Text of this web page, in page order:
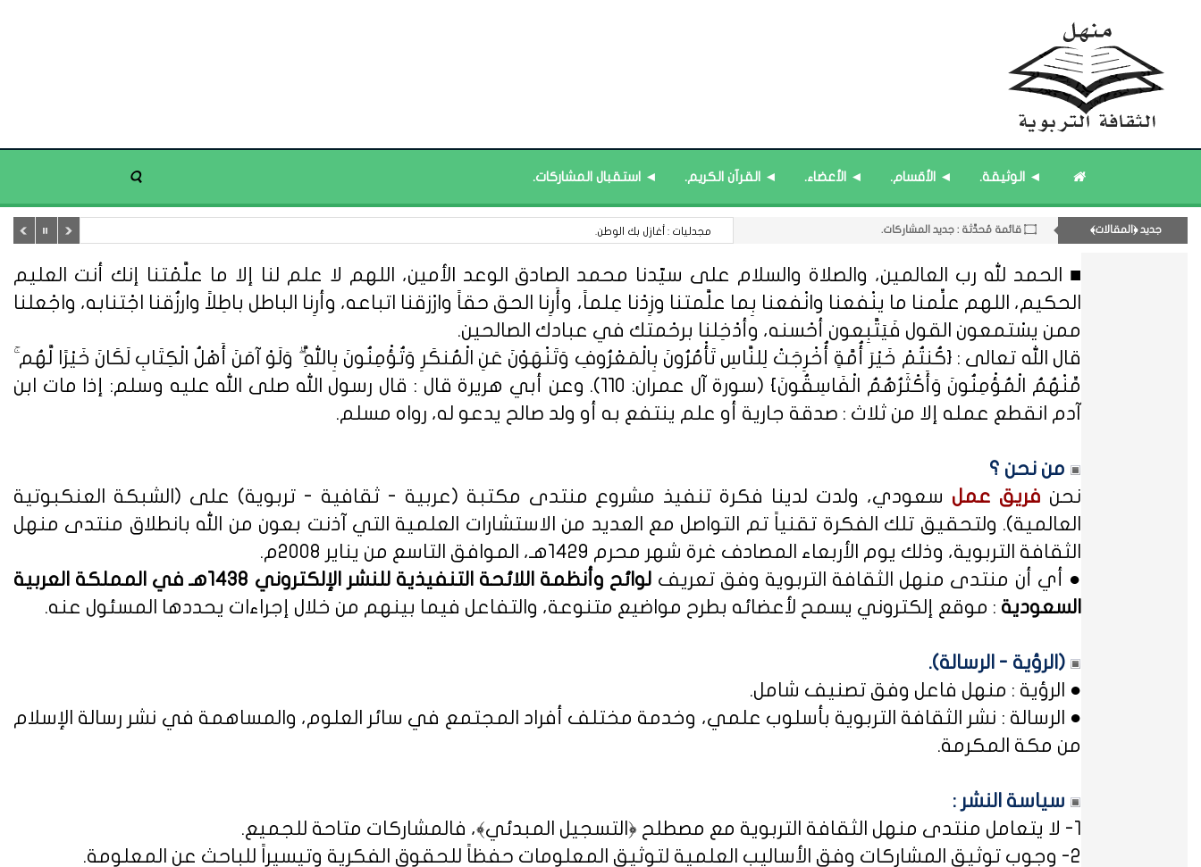
◄ الوثيقة. ◄ الأقسام. ◄ الأعضاء. ◄ القرآن الكريم. ◄ استقبال المشاركات.
جديد ﴿المقالات﴾
۝ قائمة مُثبتة : فريق منهل الثقافة التربوية.
۝ قائمة مُثبتة : إدارة منهل الثقافة التربوية.
۝ قائمة مُثبتة : مشرف منهل الثقافة التربوية.
۝ قائمة مُحدَّثة : جديد المشاركات.
۝ قائمة مُحدَّثة : مختارات من الثقافة ﴿الزمنية﴾. 13 أغسطس : اليوم العالمي لعسيري اليد.
■ الحمد لله رب العالمين، والصلاة والسلام على سيّدنا محمد الصادق الوعد الأمين، اللهم لا علم لنا إلا ما علَّمْتنا إنك أنت العليم
الحكيم، اللهم علِّمنا ما ينْفعنا وانْفعنا بِما علَّمتنا وزِدْنا عِلماً، وأَرِنا الحق حقاً وارْزقنا اتباعه، وأرِنا الباطل باطِلاً وارزُقنا اجْتنابه، واجْعلنا
ممن يسْتمعون القول فَيَتَّبِعون أحْسنه، وأدْخِلنا برحْمتك في عبادك الصالحين.
قال الله تعالى : {كُنتُمْ خَيْرَ أُمَّةٍ أُخْرِجَتْ لِلنَّاسِ تَأْمُرُونَ بِالْمَعْرُوفِ وَتَنْهَوْنَ عَنِ الْمُنكَرِ وَتُؤْمِنُونَ بِاللَّهِ ۗ وَلَوْ آمَنَ أَهْلُ الْكِتَابِ لَكَانَ خَيْرًا لَّهُم ۚ
مِّنْهُمُ الْمُؤْمِنُونَ وَأَكْثَرُهُمُ الْفَاسِقُونَ} (سورة آل عمران: 110). وعن أبي هريرة قال : قال رسول الله صلى الله عليه وسلم: إذا مات ابن
آدم انقطع عمله إلا من ثلاث : صدقة جارية أو علم ينتفع به أو ولد صالح يدعو له، رواه مسلم.
من نحن ؟
نحن فريق عمل سعودي، ولدت لدينا فكرة تنفيذ مشروع منتدى مكتبة (عربية - ثقافية - تربوية) على (الشبكة العنكبوتية
العالمية). ولتحقيق تلك الفكرة تقنياً تم التواصل مع العديد من الاستشارات العلمية التي آذنت بعون من الله بانطلاق منتدى منهل
الثقافة التربوية، وذلك يوم الأربعاء المصادف غرة شهر محرم 1429هـ، الموافق التاسع من يناير 2008م.
● أي أن منتدى منهل الثقافة التربوية وفق تعريف
لوائح وأنظمة اللائحة التنفيذية للنشر الإلكتروني 1438هـ في المملكة العربية
السعودية : موقع إلكتروني يسمح لأعضائه بطرح مواضيع متنوعة، والتفاعل فيما بينهم من خلال إجراءات يحددها المسئول عنه.
(الرؤية - الرسالة).
● الرؤية : منهل فاعل وفق تصنيف شامل.
● الرسالة : نشر الثقافة التربوية بأسلوب علمي، وخدمة مختلف أفراد المجتمع في سائر العلوم، والمساهمة في نشر رسالة الإسلام
من مكة المكرمة.
سياسة النشر :
1- لا يتعامل منتدى منهل الثقافة التربوية مع مصطلح ﴿التسجيل المبدئي﴾، فالمشاركات متاحة للجميع.
2- وجوب توثيق المشاركات وفق الأساليب العلمية لتوثيق المعلومات حفظاً للحقوق الفكرية وتيسيراً للباحث عن المعلومة.